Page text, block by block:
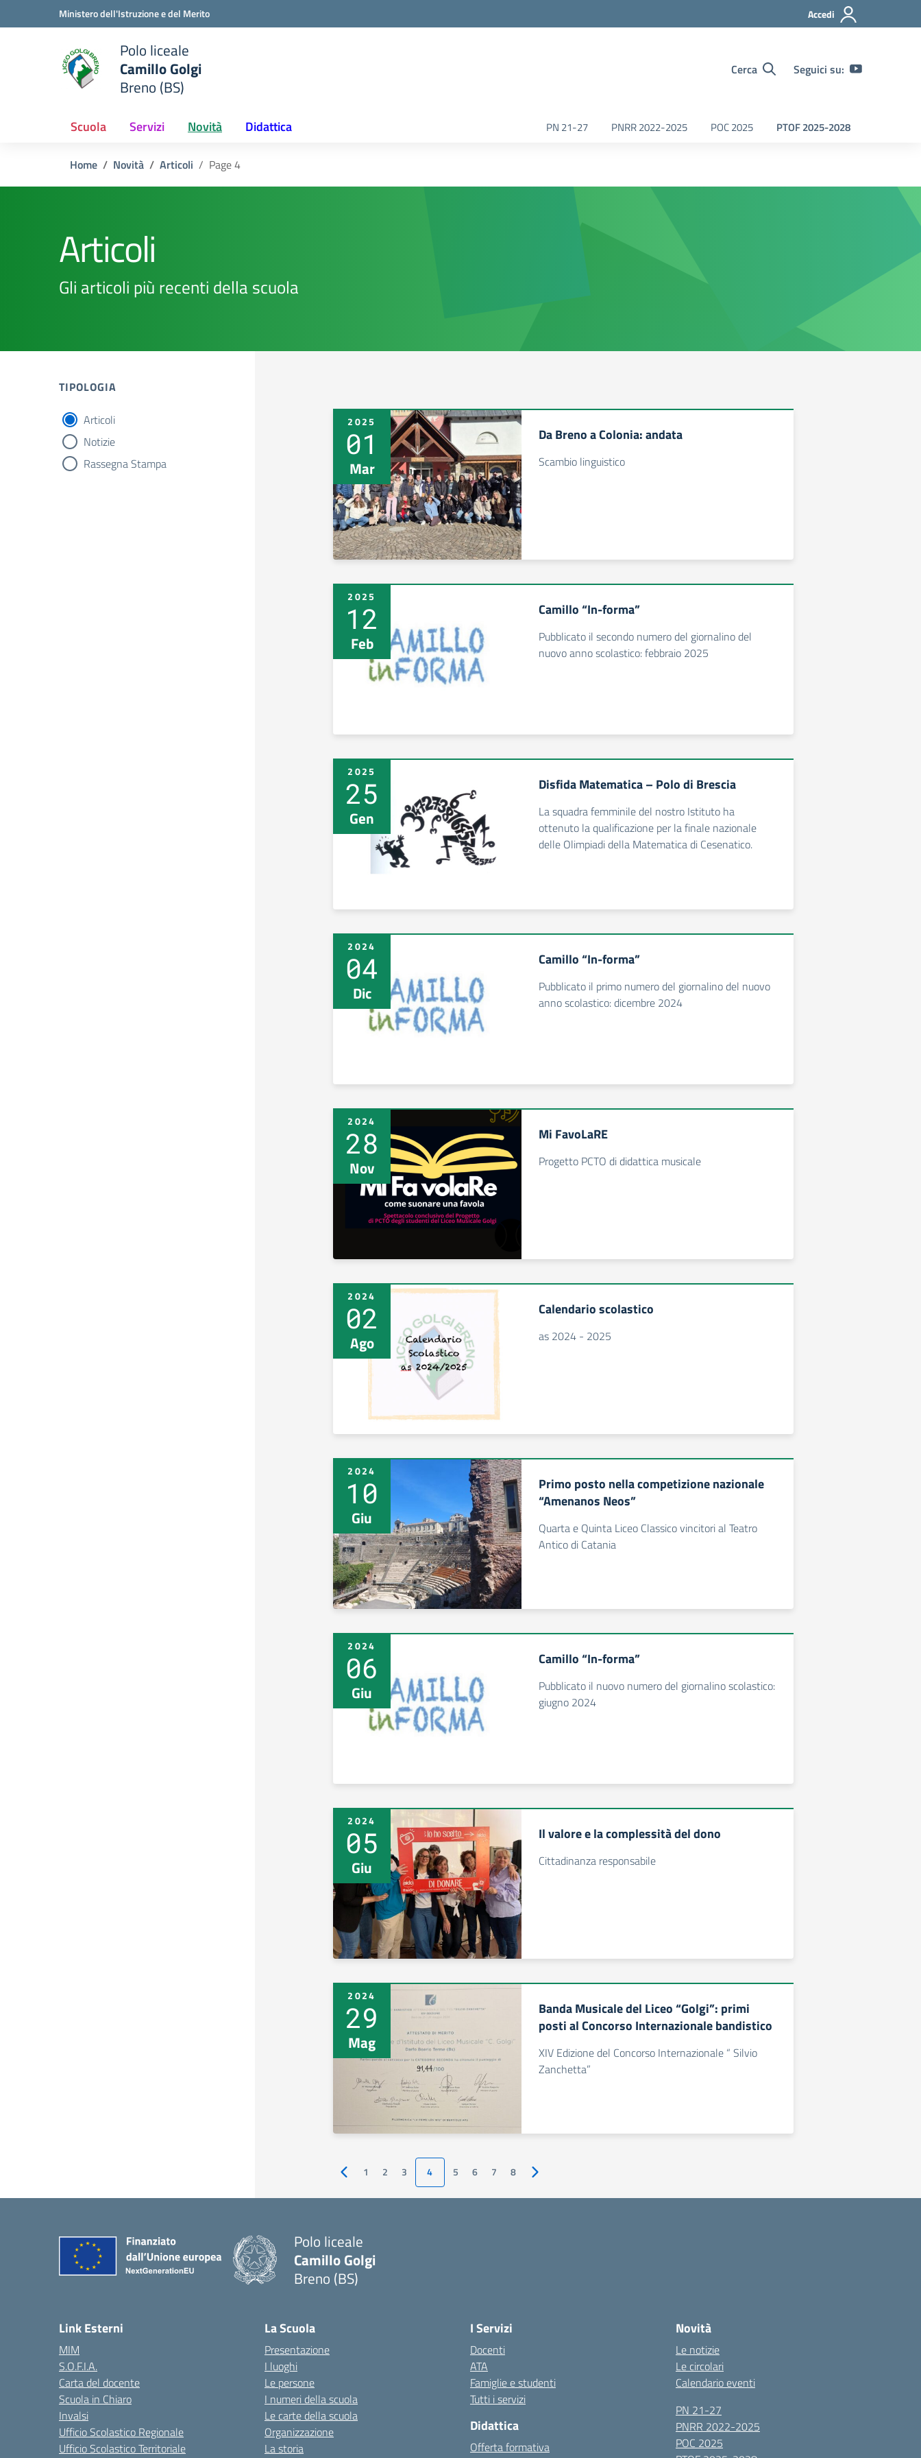
Vai ai contenuti
Vai al menu di navigazioneMinistero dell'Istruzione e del Merito Accedi
scuola
Polo liceale
Camillo Golgi
Breno (BS)
Cerca Seguici su:
Scuola Servizi Novità Didattica PN 21-27 PNRR 2022-2025 POC 2025 PTOF 2025-2028
Home Novità Articoli Page 4
Articoli
Gli articoli più recenti della scuola
TIPOLOGIA
tipologia di articoli
Articoli
Notizie
Rassegna Stampa
2025
01
Mar
Da Breno a Colonia: andata
Scambio linguistico
2025
12
Feb
Camillo “In-forma”
Pubblicato il secondo numero del giornalino del
nuovo anno scolastico: febbraio 2025
2025
25
Gen
Disfida Matematica – Polo di Brescia
La squadra femminile del nostro Istituto ha
ottenuto la qualificazione per la finale nazionale
delle Olimpiadi della Matematica di Cesenatico.
2024
04
Dic
Camillo “In-forma”
Pubblicato il primo numero del giornalino del nuovo
anno scolastico: dicembre 2024
2024
28
Nov
Mi FavoLaRE
Progetto PCTO di didattica musicale
2024
02
Ago
Calendario scolastico
as 2024 - 2025
2024
10
Giu
Primo posto nella competizione nazionale
“Amenanos Neos”
Quarta e Quinta Liceo Classico vincitori al Teatro
Antico di Catania
2024
06
Giu
Camillo “In-forma”
Pubblicato il nuovo numero del giornalino scolastico:
giugno 2024
2024
05
Giu
Il valore e la complessità del dono
Cittadinanza responsabile
2024
29
Mag
Banda Musicale del Liceo “Golgi”: primi
posti al Concorso Internazionale bandistico
XIV Edizione del Concorso Internazionale “ Silvio
Zanchetta”
Pagina precedente
1 2 3 4 5 6 7 8 Pagina successiva
Polo liceale
Camillo Golgi
Breno (BS)
Link Esterni
MIM
S.O.F.I.A.
Carta del docente
Scuola in Chiaro
Invalsi
Ufficio Scolastico Regionale
Ufficio Scolastico Territoriale
La Scuola
Presentazione
I luoghi
Le persone
I numeri della scuola
Le carte della scuola
Organizzazione
La storia
I Servizi
Docenti
ATA
Famiglie e studenti
Tutti i servizi
Didattica
Offerta formativa
Novità
Le notizie
Le circolari
Calendario eventi
PN 21-27
PNRR 2022-2025
POC 2025